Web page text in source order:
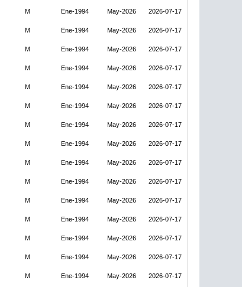
M Ene-1994 May-2026 2026-07-17
M Ene-1994 May-2026 2026-07-17
M Ene-1994 May-2026 2026-07-17
M Ene-1994 May-2026 2026-07-17
M Ene-1994 May-2026 2026-07-17
M Ene-1994 May-2026 2026-07-17
M Ene-1994 May-2026 2026-07-17
M Ene-1994 May-2026 2026-07-17
M Ene-1994 May-2026 2026-07-17
M Ene-1994 May-2026 2026-07-17
M Ene-1994 May-2026 2026-07-17
M Ene-1994 May-2026 2026-07-17
M Ene-1994 May-2026 2026-07-17
M Ene-1994 May-2026 2026-07-17
M Ene-1994 May-2026 2026-07-17